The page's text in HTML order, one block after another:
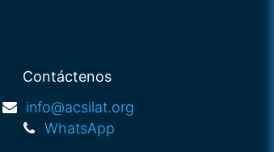
Contáctenos
info@acsilat.org
WhatsApp